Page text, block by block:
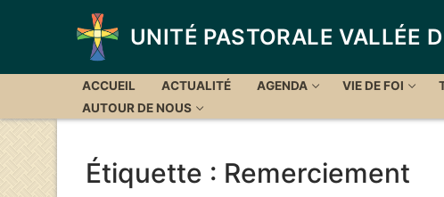
UNITÉ PASTORALE VALLÉE
ACCUEIL ACTUALITÉ AGENDA VIE DE FOI
AUTOUR DE NOUS
Étiquette : Remerciement